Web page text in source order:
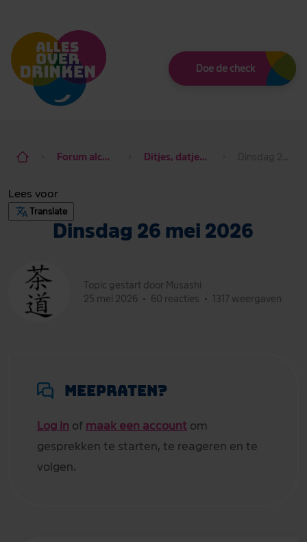
Doe de check
Forum alcohol de baas Ditjes, datjes & dagdraad
Lees voor
Translate
Dinsdag 26 mei 2026
Topic gestart door Musashi
25 mei 2026
• 60 reacties • 1317 weergaven
Meepraten?
Log in of maak een account om
gesprekken te starten, te reageren en te
volgen.